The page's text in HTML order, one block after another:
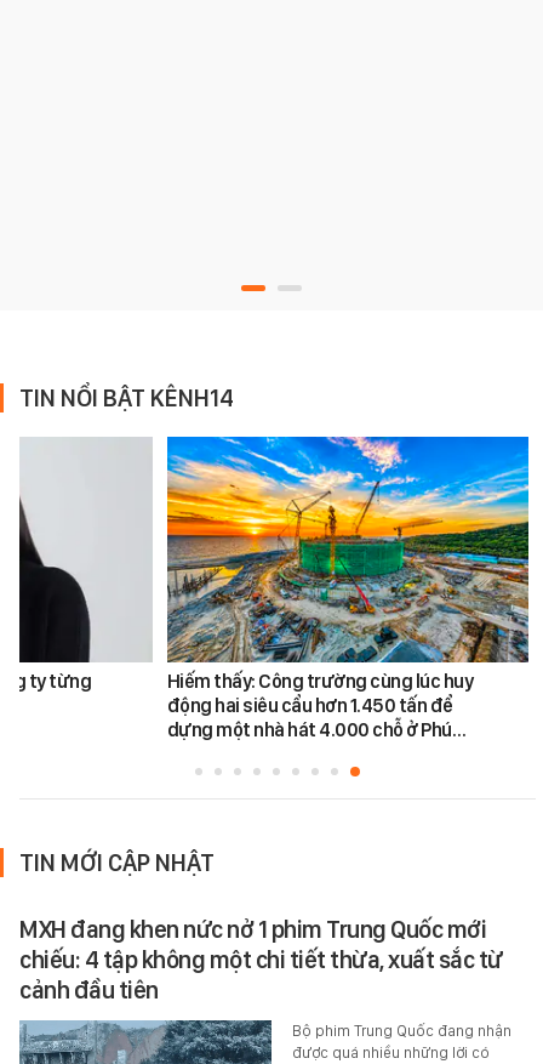
TIN NỔI BẬT KÊNH14
ty từng
Hiếm thấy: Công trường cùng lúc huy
động hai siêu cẩu hơn 1.450 tấn để
dựng một nhà hát 4.000 chỗ ở Phú…
TIN MỚI CẬP NHẬT
MXH đang khen nức nở 1 phim Trung Quốc mới
chiếu: 4 tập không một chi tiết thừa, xuất sắc từ
cảnh đầu tiên
Bộ phim Trung Quốc đang nhận
được quá nhiều những lời có